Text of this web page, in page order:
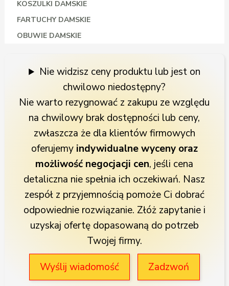
KOSZULKI DAMSKIE
FARTUCHY DAMSKIE
OBUWIE DAMSKIE
Nie widzisz ceny produktu lub jest on
chwilowo niedostępny?
Nie warto rezygnować z zakupu ze względu
na chwilowy brak dostępności lub ceny,
zwłaszcza że dla klientów firmowych
oferujemy indywidualne wyceny oraz
możliwość negocjacji cen, jeśli cena
detaliczna nie spełnia ich oczekiwań. Nasz
zespół z przyjemnością pomoże Ci dobrać
odpowiednie rozwiązanie. Złóż zapytanie i
uzyskaj ofertę dopasowaną do potrzeb
Twojej firmy.
Wyślij wiadomość
Zadzwoń